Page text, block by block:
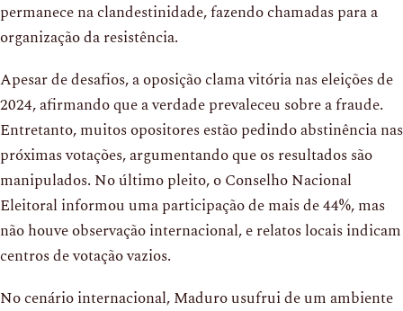
permanece na clandestinidade, fazendo chamadas para a
organização da resistência.
Apesar de desafios, a oposição clama vitória nas eleições de
2024, afirmando que a verdade prevaleceu sobre a fraude.
Entretanto, muitos opositores estão pedindo abstinência nas
próximas votações, argumentando que os resultados são
manipulados. No último pleito, o Conselho Nacional
Eleitoral informou uma participação de mais de 44%, mas
não houve observação internacional, e relatos locais indicam
centros de votação vazios.
No cenário internacional, Maduro usufrui de um ambiente